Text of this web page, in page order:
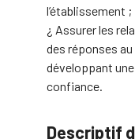
l’établissement ;
¿ Assurer les
des réponses
développant
confiance.
Descriptif